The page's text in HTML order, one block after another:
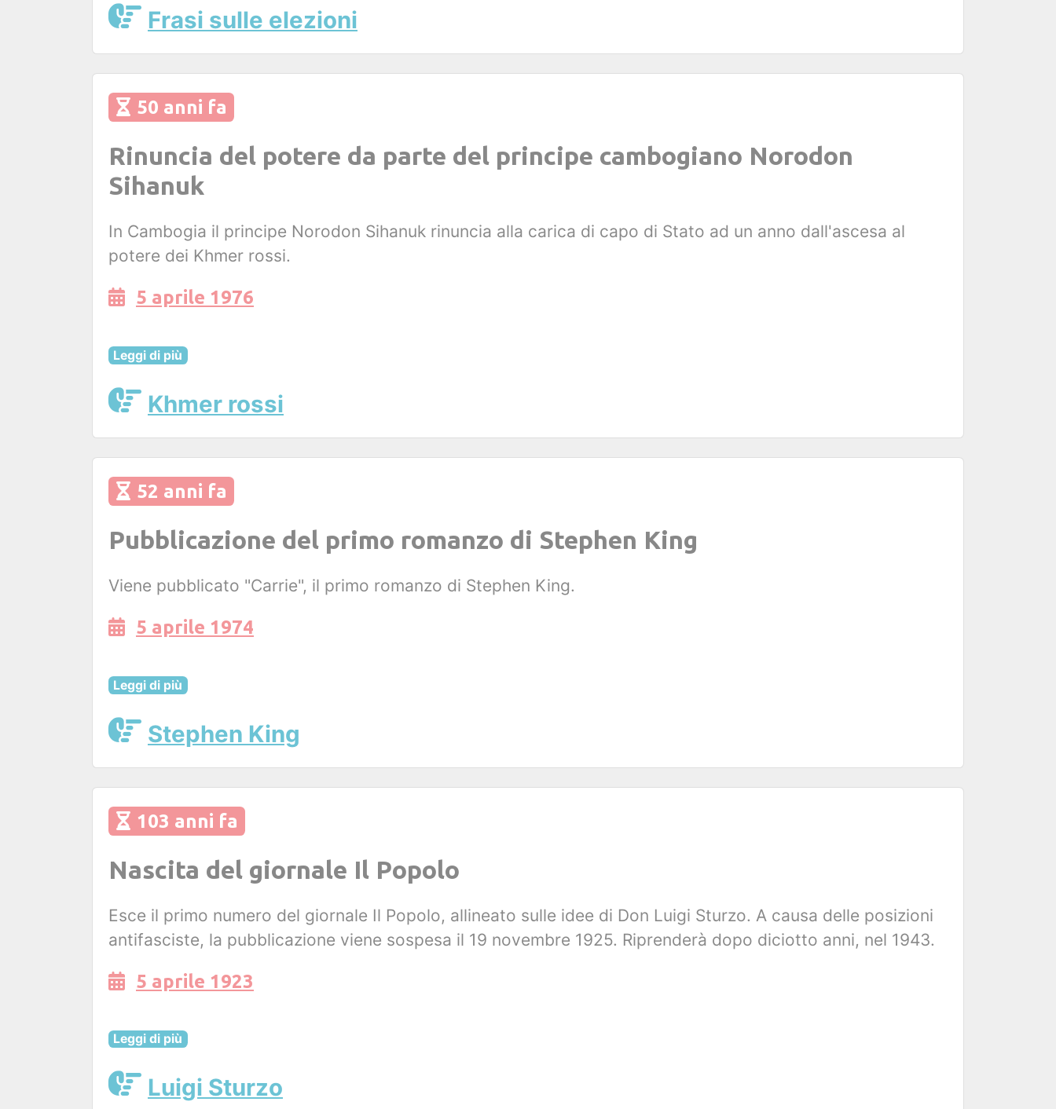
Frasi sulle elezioni
50 anni fa
Rinuncia del potere da parte del principe cambogiano Norodon
Sihanuk
In Cambogia il principe Norodon Sihanuk rinuncia alla carica di capo di Stato ad un anno dall'ascesa al
potere dei Khmer rossi.
5 aprile 1976
Leggi di più
Khmer rossi
52 anni fa
Pubblicazione del primo romanzo di Stephen King
Viene pubblicato "Carrie", il primo romanzo di Stephen King.
5 aprile 1974
Leggi di più
Stephen King
103 anni fa
Nascita del giornale Il Popolo
Esce il primo numero del giornale Il Popolo, allineato sulle idee di Don Luigi Sturzo. A causa delle posizioni
antifasciste, la pubblicazione viene sospesa il 19 novembre 1925. Riprenderà dopo diciotto anni, nel 1943.
5 aprile 1923
Leggi di più
Luigi Sturzo